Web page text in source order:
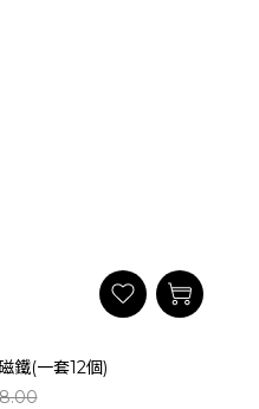
鐵(一套12個)